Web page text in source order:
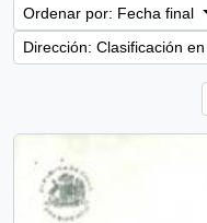
Ordenar por: Fecha final
Dirección: Clasificación